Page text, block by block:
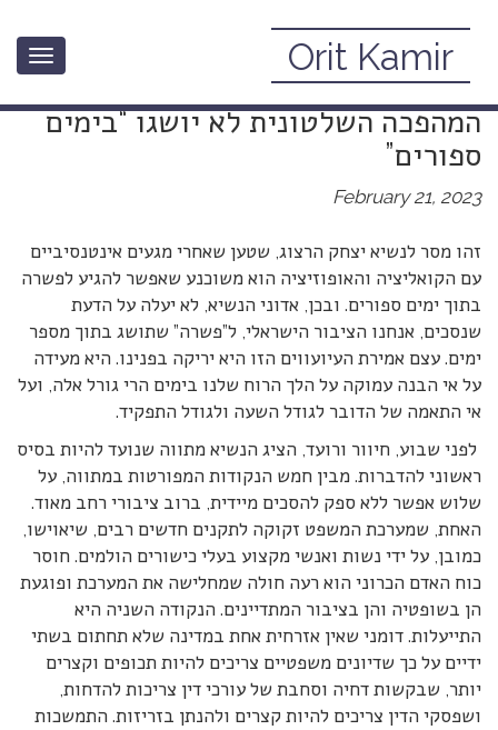
Toggle
Orit Kamir
לנשיא הרצוג: שום “הסכמות” עם
המהפכה השלטונית לא יושגו “בימים
ספורים”
February 21, 2023
זהו מסר לנשיא יצחק הרצוג, שטען שאחרי מגעים אינטנסיביים
עם הקואליציה והאופוזיציה הוא משוכנע שאפשר להגיע לפשרה
בתוך ימים ספורים. ובכן, אדוני הנשיא, לא יעלה על הדעת
שנסכים, אנחנו הציבור הישראלי, ל”פשרה” שתושג בתוך מספר
ימים. עצם אמירת העיועווים הזו היא יריקה בפנינו. היא מעידה
על אי הבנה עמוקה על הלך הרוח שלנו בימים הרי גורל אלה, ועל
אי התאמה של הדובר לגודל השעה ולגודל התפקיד.
לפני שבוע, חיוור ורועד, הציג הנשיא מתווה שנועד להיות בסיס
ראשוני להדברות. מבין חמש הנקודות המפורטות במתווה, על
שלוש אפשר ללא ספק להסכים מיידית, ברוב ציבורי רחב מאוד.
האחת, שמערכת המשפט זקוקה לתקנים חדשים רבים, שיאוישו,
כמובן, על ידי נשות ואנשי מקצוע בעלי כישורים הולמים. חוסר
כוח האדם הכרוני הוא רעה חולה שמחלישה את המערכת ופוגעת
הן בשופטיה והן בציבור המתדיינים. הנקודה השניה היא
התייעלות. דומני שאין אזרחית אחת במדינה שלא תחתום בשתי
ידיים על כך שדיונים משפטיים צריכים להיות תכופים וקצרים
יותר, שבקשות דחיה וסחבת של עורכי דין צריכות להדחות,
ושפסקי הדין צריכים להיות קצרים ולהנתן בזריזות. התמשכות